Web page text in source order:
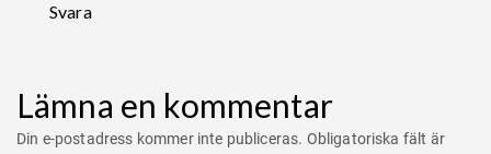
Svara
Lämna en kommentar
Din e-postadress kommer inte publiceras. Obligatoriska fält är